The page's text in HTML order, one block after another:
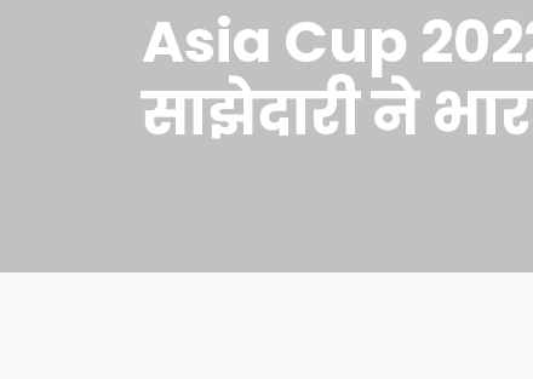
Asia Cup
साझेदारी ने